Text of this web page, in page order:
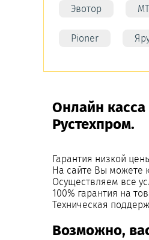
Эвотор
Pioner
Онлайн
Рустехпром.
Гарантия низкой
На сайте Вы можете
Осуществляем все
100% гарантия на
Техническая
Возможно,